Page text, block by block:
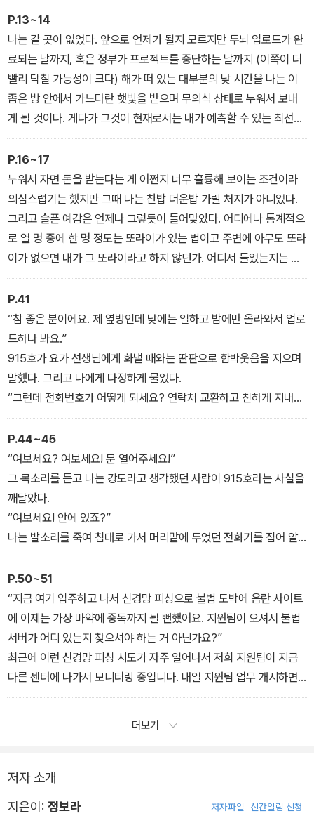
P.13~14
나는 갈 곳이 없었다. 앞으로 언제가 될지 모르지만 두뇌 업로드가 완
료되는 날까지, 혹은 정부가 프로젝트를 중단하는 날까지 (이쪽이 더
빨리 닥칠 가능성이 크다) 해가 떠 있는 대부분의 낮 시간을 나는 이
좁은 방 안에서 가느다란 햇빛을 받으며 무의식 상태로 누워서 보내
게 될 것이다. 게다가 그것이 현재로서는 내가 예측할 수 있는 최선의
상황이었다. 그렇게 생각하니 문득 조그만 햇살이 몹시 아쉽게 느껴
졌다. 그래서 나는 버스가 떠난 뒤에 텅 빈 마당으로 나가보았다.
그때 나가지 말 걸 그랬다고 나는 나중에 몇 번이나 후회했다. 괜히 밖
에 나가지 않았으면 그 재수 없는 인간을 만나지도 않았을 텐데.
P.16~17
누워서 자면 돈을 받는다는 게 어쩐지 너무 훌륭해 보이는 조건이라
의심스럽기는 했지만 그때 나는 찬밥 더운밥 가릴 처지가 아니었다.
그리고 슬픈 예감은 언제나 그렇듯이 들어맞았다. 어디에나 통계적으
로 열 명 중에 한 명 정도는 또라이가 있는 법이고 주변에 아무도 또라
이가 없으면 내가 그 또라이라고 하지 않던가. 어디서 들었는지는 잊
었지만 이 말은 정말 인생의 진리였다
P.41
“참 좋은 분이에요. 제 옆방인데 낮에는 일하고 밤에만 올라와서 업로
드하나 봐요.”
915호가 요가 선생님에게 화낼 때와는 딴판으로 함박웃음을 지으며
말했다. 그리고 나에게 다정하게 물었다.
“그런데 전화번호가 어떻게 되세요? 연락처 교환하고 친하게 지내요,
우리.”
말하면서 915호는 나에게 얼굴을 바싹 들이대고 생글생글 웃었다.
이 사람하고는 아무것도 교환하고 싶지 않다. 나는 반사적으로 한 걸
음 물러났다.
P.44~45
“여보세요? 여보세요! 문 열어주세요!”
그 목소리를 듣고 나는 강도라고 생각했던 사람이 915호라는 사실을
깨달았다.
“여보세요! 안에 있죠?”
나는 발소리를 죽여 침대로 가서 머리맡에 두었던 전화기를 집어 알
림 소리를 무음으로 설정했다. 915호에게 전화번호를 가르쳐주지는
않았다. 그러나 하필 이런 순간에 만에 하나 어디서든 전화가 오면 정
말로 무서운 일이 벌어질 것만 같았다.
915호는 끈질기게 문을 두드리고 문고리를 잡아당겼다. 연휴에 건물
안에 사람이 몇 명이나 남아 있는지 나는 알지 못했다. 이 건물에, 아
니 이 지역 전체에 나와 저 미치광이 단둘만 남아 있을지도 모를 일이
었다. 가장 가까운 경찰서는 자동차로 적어도 네 시간 거리에 있다. 나
에게 무슨 일이 생겨도 도와줄 사람은커녕 내가 지금 여기에 존재한
P.50~51
“지금 여기 입주하고 나서 신경망 피싱으로 불법 도박에 음란 사이트
에 이제는 가상 마약에 중독까지 될 뻔했어요. 지원팀이 오셔서 불법
서버가 어디 있는지 찾으셔야 하는 거 아닌가요?”
최근에 이런 신경망 피싱 시도가 자주 일어나서 저희 지원팀이 지금
다른 센터에 나가서 모니터링 중입니다. 내일 지원팀 업무 개시하면
문의 전달하겠습니다.”
더보기
저자 소개
지은이: 정보라 저자파일 신간알림 신청